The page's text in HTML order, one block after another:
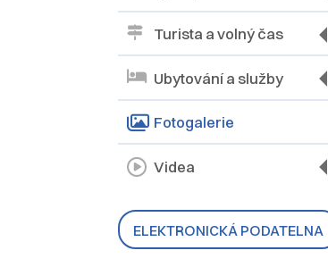
Turista a volný čas
Ubytování a služby
Fotogalerie
Videa
ELEKTRONICKÁ PODATELNA